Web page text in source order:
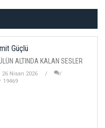
Güçlü
ALTINDA KALAN SESLER
26 Nisan 2026
19469